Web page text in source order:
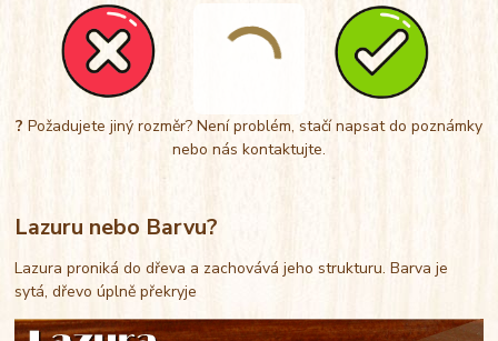
? Požadujete jiný rozměr? Není problém, stačí napsat do poznámky
nebo nás kontaktujte.
Lazuru nebo Barvu?
Lazura proniká do dřeva a zachovává jeho strukturu. Barva je
sytá, dřevo úplně překryje